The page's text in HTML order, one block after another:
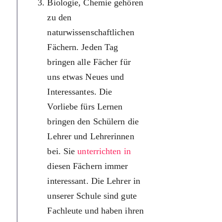
Biologie, Chemie gehören
zu den
naturwissenschaftlichen
Fächern. Jeden Tag
bringen alle Fächer für
uns etwas Neues und
Interessantes. Die
Vorliebe fürs Lernen
bringen den Schülern die
Lehrer und Lehrerinnen
bei. Sieunterrichten in
diesen Fächern immer
interessant. Die Lehrer in
unserer Schule sind gute
Fachleute und haben ihren